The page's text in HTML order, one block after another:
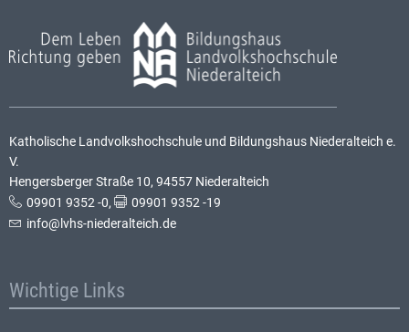
Katholische Landvolkshochschule und Bildungshaus Niederalteich e.
V.
Hengersberger Straße 10, 94557 Niederalteich
09901 9352 -0,
09901 9352 -19
info@lvhs-niederalteich.de
Wichtige Links